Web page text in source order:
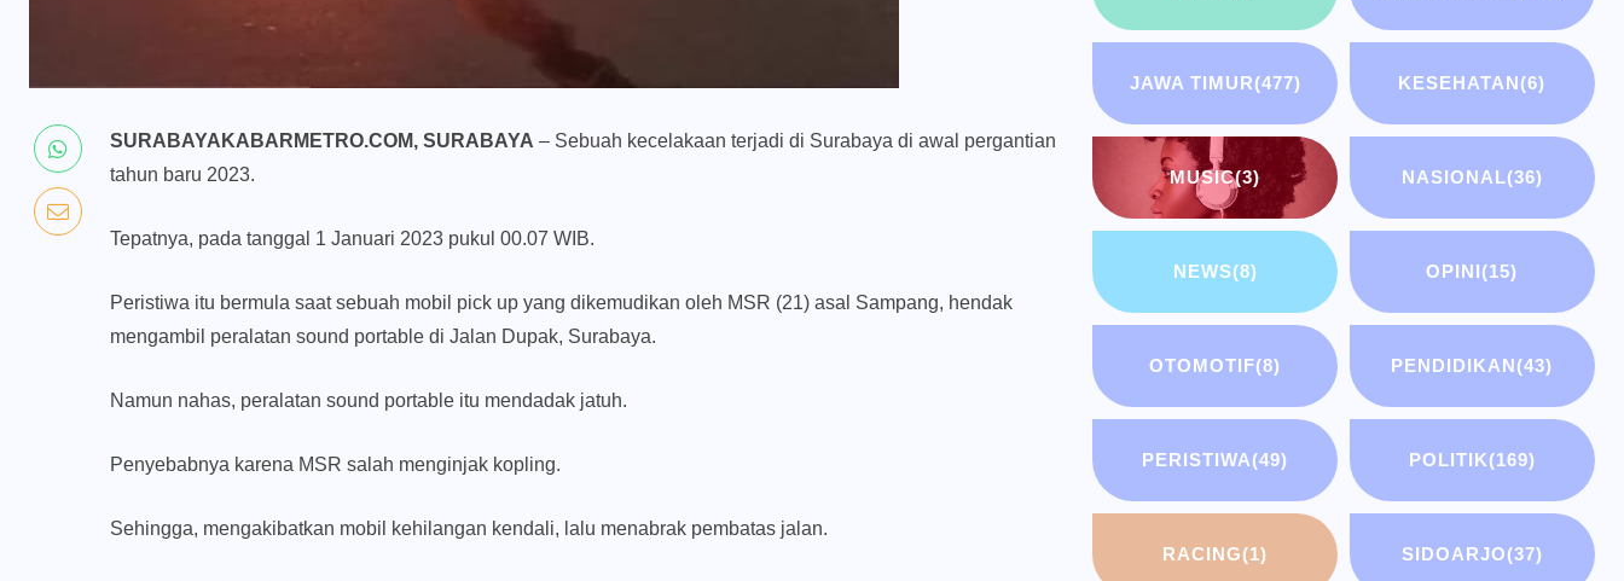
SURABAYAKABARMETRO.COM, SURABAYA – Sebuah kecelakaan terjadi di Surabaya di awal pergantian
tahun baru 2023.
Tepatnya, pada tanggal 1 Januari 2023 pukul 00.07 WIB.
Peristiwa itu bermula saat sebuah mobil pick up yang dikemudikan oleh MSR (21) asal Sampang, hendak
mengambil peralatan sound portable di Jalan Dupak, Surabaya.
Namun nahas, peralatan sound portable itu mendadak jatuh.
Penyebabnya karena MSR salah menginjak kopling.
Sehingga, mengakibatkan mobil kehilangan kendali, lalu menabrak pembatas jalan.
JAWA TIMUR(477) KESEHATAN(6)
MUSIC(3) NASIONAL(36)
NEWS(8) OPINI(15)
OTOMOTIF(8) PENDIDIKAN(43)
PERISTIWA(49) POLITIK(169)
RACING(1) SIDOARJO(37)